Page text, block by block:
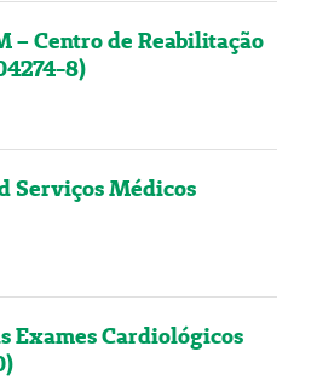
– Centro de Reabilitação
8)
Serviços Médicos
Exames Cardiológicos